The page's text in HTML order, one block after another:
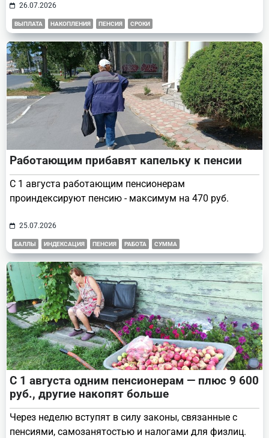
26.07.2026
ВЫПЛАТА НАКОПЛЕНИЯ ПЕНСИЯ СРОКИ
Работающим прибавят капельку к пенсии
С 1 августа работающим пенсионерам
проиндексируют пенсию - максимум на 470 руб.
25.07.2026
БАЛЛЫ ИНДЕКСАЦИЯ ПЕНСИЯ РАБОТА СУММА
С 1 августа одним пенсионерам — плюс 9 600
руб., другие накопят больше
Через неделю вступят в силу законы, связанные с
пенсиями, самозанятостью и налогами для физлиц.